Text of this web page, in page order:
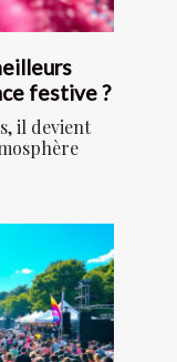
festive ?
il devient